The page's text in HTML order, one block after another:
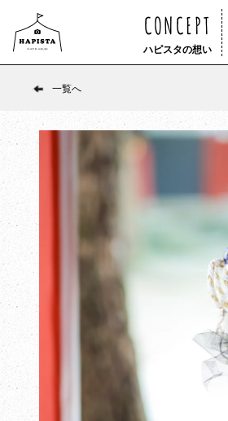
CONCEPT
ハピスタの想い
一覧へ